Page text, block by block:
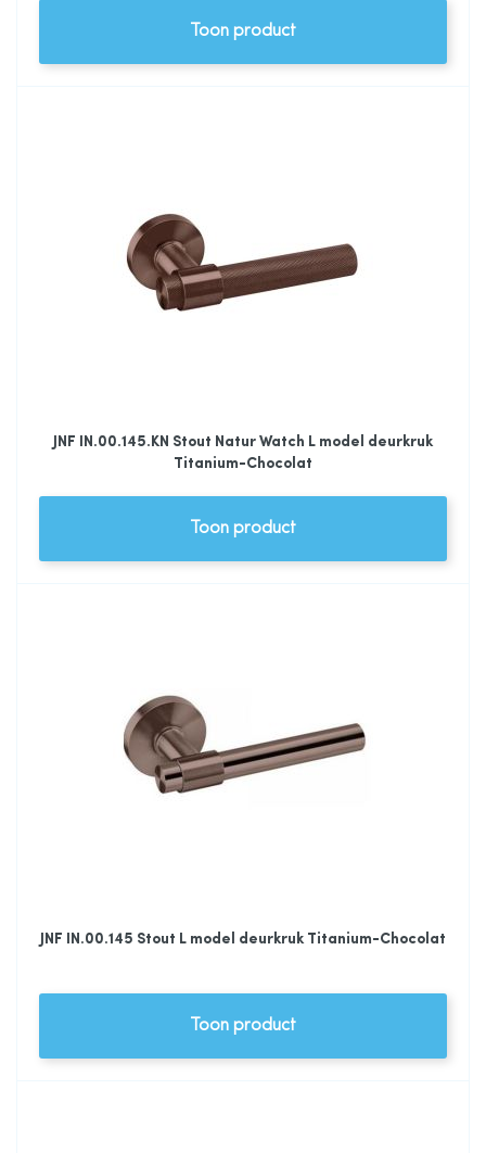
Toon product
JNF IN.00.145.KN Stout Natur Watch L model deurkruk
Titanium-Chocolat
Toon product
JNF IN.00.145 Stout L model deurkruk Titanium-Chocolat
Toon product